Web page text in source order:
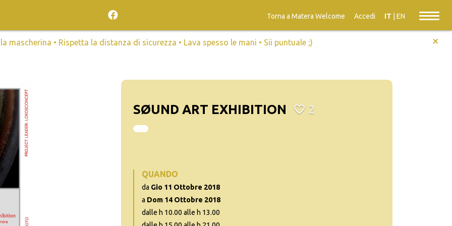
Torna a Matera Welcome Accedi IT EN
la mascherina • Rispetta la distanza di sicurezza • Lava spesso le mani • Sii puntuale ;) +
SØUND ART EXHIBITION 2
QUANDO
da Gio 11 Ottobre 2018
a Dom 14 Ottobre 2018
dalle h 10.00 alle h 13.00